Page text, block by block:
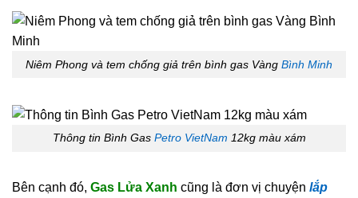
Niêm Phong và tem chống giả trên bình gas Vàng Bình Minh
Thông tin Bình Gas Petro VietNam 12kg màu xám
Bên cạnh đó, Gas Lửa Xanh cũng là đơn vị chuyện lắp